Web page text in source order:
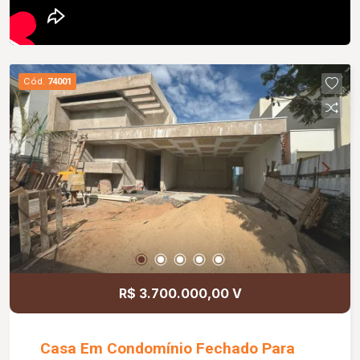
Cód. 74001
R$ 3.700.000,00 V
Casa Em Condomínio Fechado Para